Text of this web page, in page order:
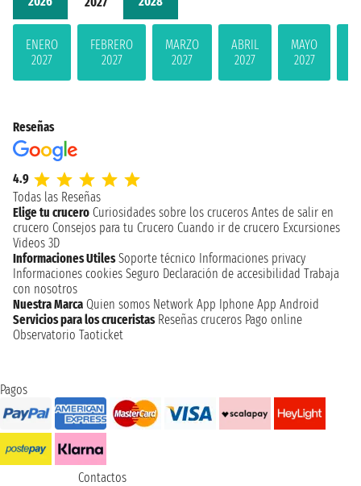
ENERO
2027
FEBRERO
2027
MARZO
2027
ABRIL
2027
MAYO
2027
Reseñas
4.9
Todas las Reseñas
Elige tu crucero Curiosidades sobre los cruceros Antes de salir en
crucero Consejos para tu Crucero Cuando ir de crucero Excursiones
Videos 3D
Informaciones Utiles Soporte técnico Informaciones privacy
Informaciones cookies Seguro Declaración de accesibilidad Trabaja
con nosotros
Nuestra Marca Quien somos Network App Iphone App Android
Servicios para los cruceristas Reseñas cruceros Pago online
Observatorio Taoticket
Pagos
Contactos